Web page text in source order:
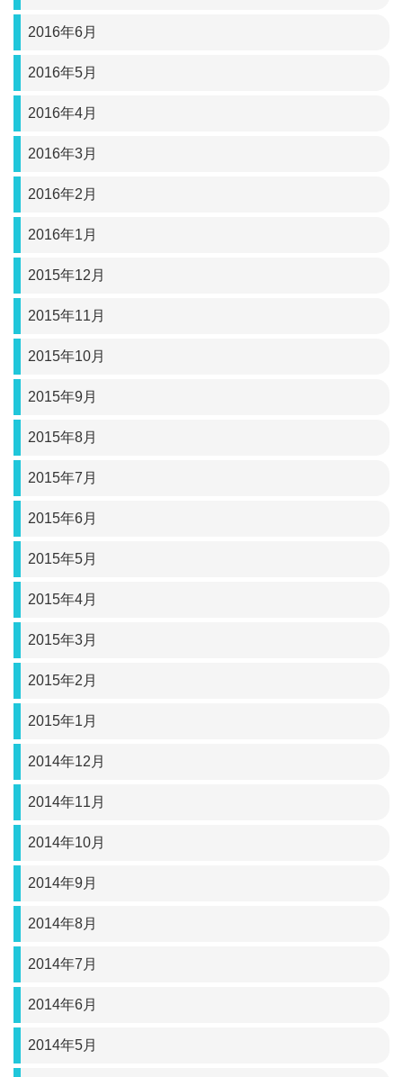
2016年6月
2016年5月
2016年4月
2016年3月
2016年2月
2016年1月
2015年12月
2015年11月
2015年10月
2015年9月
2015年8月
2015年7月
2015年6月
2015年5月
2015年4月
2015年3月
2015年2月
2015年1月
2014年12月
2014年11月
2014年10月
2014年9月
2014年8月
2014年7月
2014年6月
2014年5月